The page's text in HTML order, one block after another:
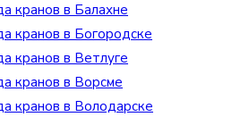
кранов в Балахне
кранов в Богородске
кранов в Ветлуге
кранов в Ворсме
кранов в Володарске